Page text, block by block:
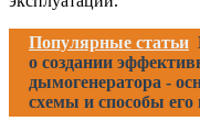
Популярные статьи
о создании
дымогенератора -
схемы и способы его